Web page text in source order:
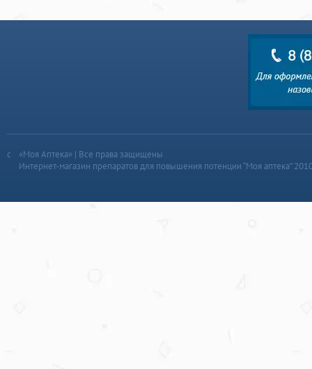
«Моя Аптека» | Все права защищены
Интернет-магазин препаратов для повышения потенции “Моя аптека”